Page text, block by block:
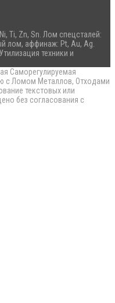
Ti, Zn, Sn. Лом спецсталей:
лом, аффинаж: Pt, Au, Ag.
техники и
Саморегулируемая
с Ломом Металлов, Отходами
текстовых или
без согласования с